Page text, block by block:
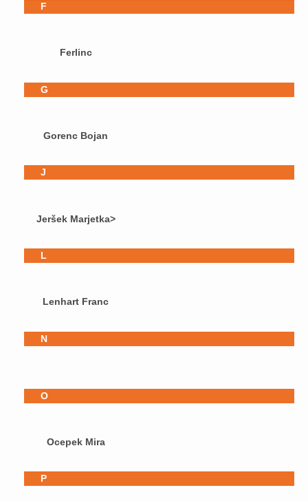
F
Ferlinc
G
Gorenc Bojan
J
Jeršek Marjetka>
L
Lenhart Franc
N
O
Ocepek Mira
P